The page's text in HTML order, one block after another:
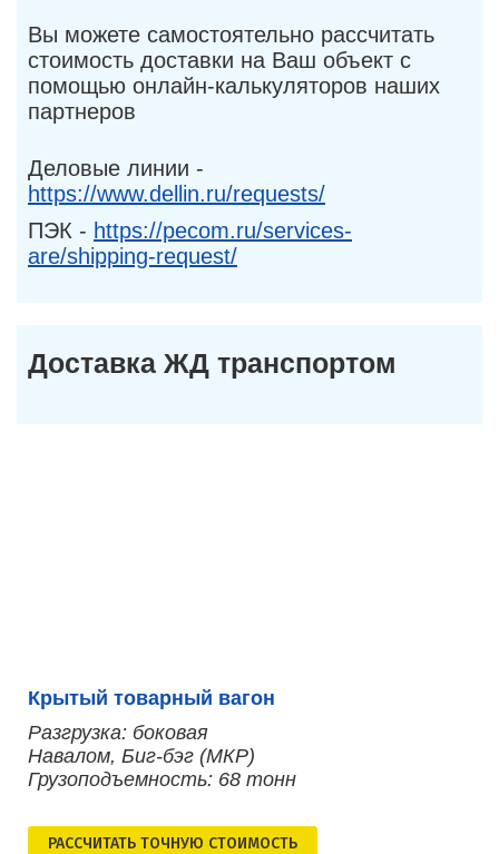
Вы можете самостоятельно рассчитать
стоимость доставки на Ваш объект с
помощью онлайн-калькуляторов наших
партнеров
Деловые линии -
https://www.dellin.ru/requests/
ПЭК - https://pecom.ru/services-
are/shipping-request/
Доставка ЖД транспортом
Крытый товарный вагон
Разгрузка: боковая
Навалом, Биг-бэг (МКР)
Грузоподъемность: 68 тонн
РАСCЧИТАТЬ ТОЧНУЮ СТОИМОСТЬ